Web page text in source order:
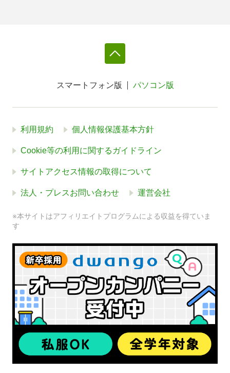
スマートフォン版 パソコン版
利用規約 個人情報保護基本方針
Cookie等の利用に関するガイドライン
サイトアクセス情報の取得について
法人・プレスお問い合わせ 運営会社
※本サイトはアフィリエイトプログラムによる収益を得ていま
す